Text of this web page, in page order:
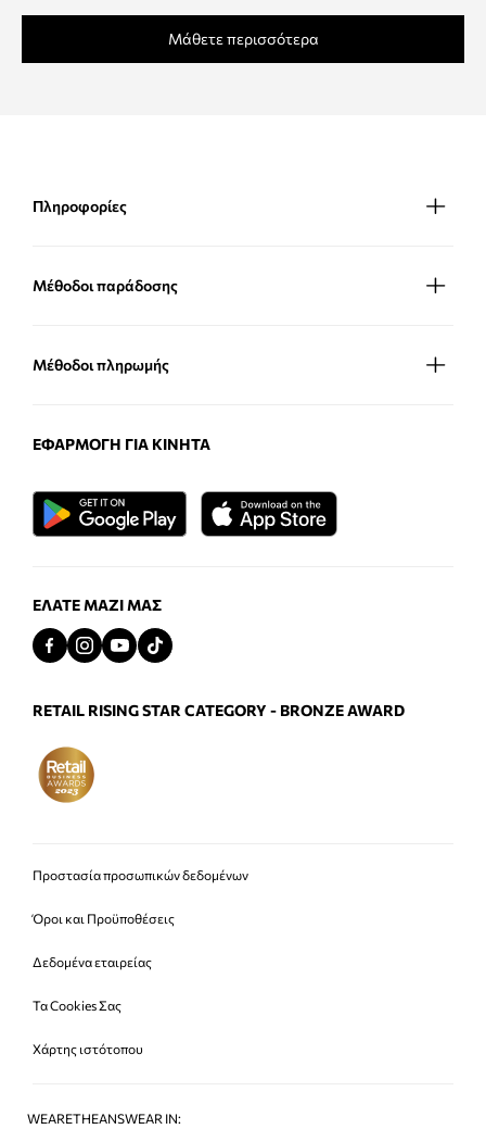
Μάθετε περισσότερα
Πληροφορίες
Μέθοδοι παράδοσης
Μέθοδοι πληρωμής
ΕΦΑΡΜΟΓΉ ΓΙΑ ΚΙΝΗΤΆ
ΕΛΆΤΕ ΜΑΖΊ ΜΑΣ
RETAIL RISING STAR CATEGORY - BRONZE AWARD
Προστασία προσωπικών δεδομένων
Όροι και Προϋποθέσεις
Δεδομένα εταιρείας
Τα Cookies Σας
Χάρτης ιστότοπου
WEARETHEANSWEAR IN: